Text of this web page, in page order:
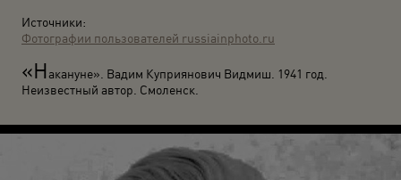
Источники:
Фотографии пользователей russiainphoto.ru
«Накануне». Вадим Куприянович Видмиш. 1941 год.
Неизвестный автор. Смоленск.